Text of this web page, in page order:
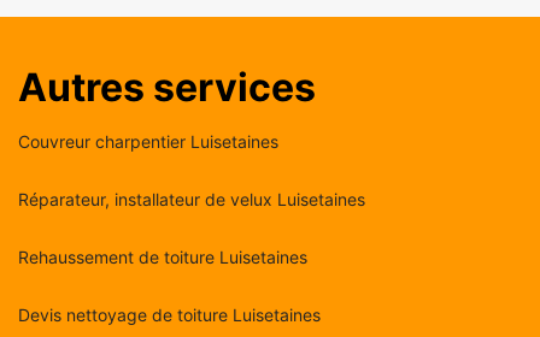
Autres services
Couvreur charpentier Luisetaines
Réparateur, installateur de velux Luisetaines
Rehaussement de toiture Luisetaines
Devis nettoyage de toiture Luisetaines